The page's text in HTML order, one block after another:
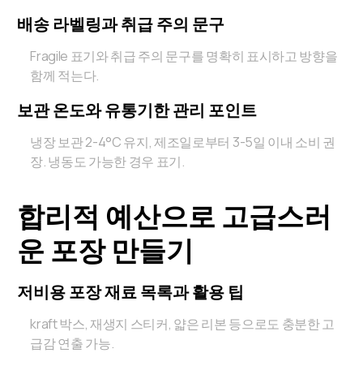
배송 라벨링과 취급 주의 문구
Fragile 표기와 취급 주의 문구를 명확히 표시하고 방향을
함께 적는다.
보관 온도와 유통기한 관리 포인트
냉장 보관 2-4°C 유지, 제조일로부터 3-5일 이내 소비 권
장. 냉동도 가능한 경우 표기.
합리적 예산으로 고급스러
운 포장 만들기
저비용 포장 재료 목록과 활용 팁
kraft 박스, 재생지 스티커, 얇은 리본 등으로도 충분한 고
급감 연출 가능.